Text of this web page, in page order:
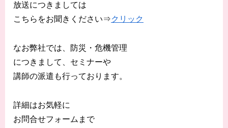
放送につきましては
こちらをお聞きください⇒クリック
なお弊社では、防災・危機管理
につきまして、セミナーや
講師の派遣も行っております。
詳細はお気軽に
お問合せフォームまで